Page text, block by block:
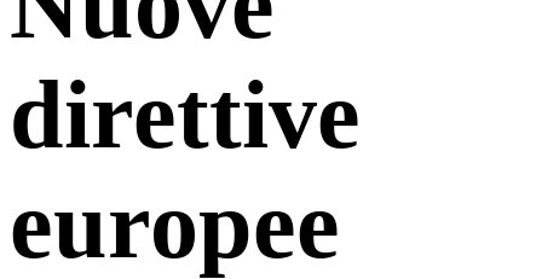
direttive
europee